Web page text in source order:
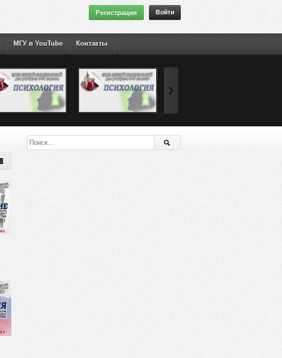
Регистрация Войти
МГУ в YouTube Контакты